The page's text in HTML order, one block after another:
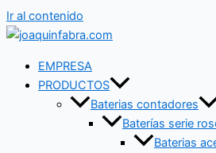
Ir al contenido
EMPRESA
PRODUCTOS
Baterias contadores
Baterías serie
Baterias